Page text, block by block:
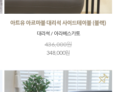
아트유 아르마블 대리석 사이드테이블 (블랙)
대리석 / 아라베스카토
436,000원
348,000원